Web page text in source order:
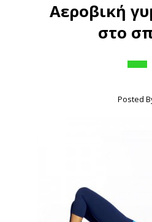
Αεροβική
στο
Posted